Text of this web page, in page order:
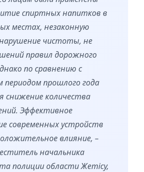
спиртных напитков в
местах, незаконную
чистоты, не
правил дорожного
по сравнению с
периодом прошлого года
снижение количества
Эффективное
современных устройств
влияние, –
начальника
полиции области Жетісу,